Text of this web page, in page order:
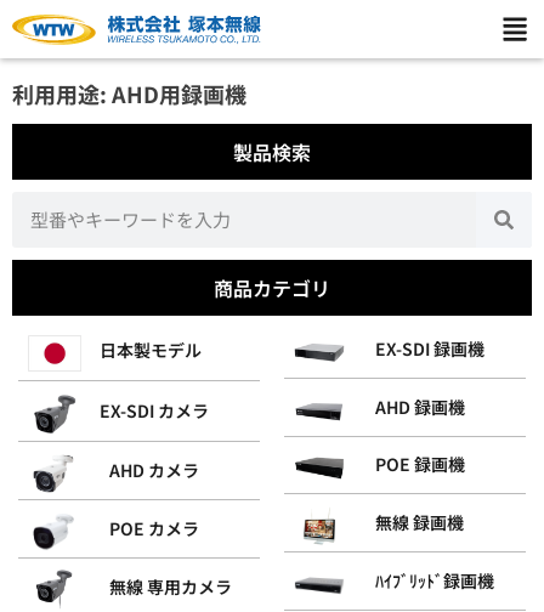
利用用途: AHD用録画機
製品検索
商品カテゴリ
日本製モデル
EX-SDI カメラ
AHD カメラ
POE カメラ
無線 専用カメラ
EX-SDI 録画機
AHD 録画機
POE 録画機
無線 録画機
ﾊｲﾌﾞﾘｯﾄﾞ録画機